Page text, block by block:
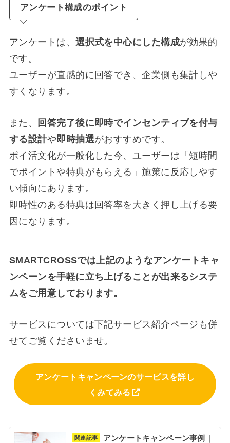
アンケート構成のポイント
アンケートは、選択式を中心にした構成が効果的
です。
ユーザーが直感的に回答でき、企業側も集計しや
すくなります。
また、
回答完了後に即時でインセンティブを付与
する設計や即時抽選がおすすめです。
ポイ活文化が一般化した今、ユーザーは「短時間
でポイントや特典がもらえる」施策に反応しやす
い傾向にあります。
即時性のある特典は回答率を大きく押し上げる要
因になります。
SMARTCROSSでは上記のようなアンケートキャ
ンペーンを手軽に立ち上げることが出来るシステ
ムをご用意しております。
サービスについては下記サービス紹介ページも併
せてご覧くださいませ。
アンケートキャンペーンのサービスを詳し
くみてみる
関連記事
アンケートキャンペーン事例｜